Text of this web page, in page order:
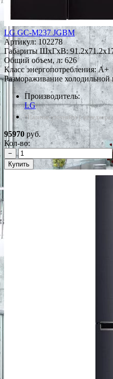
LG GC-M237 JGBM
Артикул: 102278
Габариты ШxГxВ:
Общий объем, л: 626
Класс энергопотребления: A+
Размораживание
Производитель:
LG
*Наличие уточняйте у менеджера
95970руб.
Кол-во:
−
Купить